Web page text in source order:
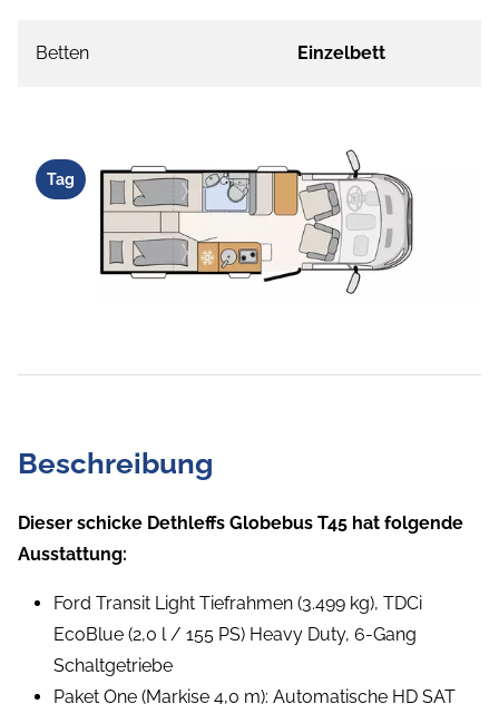
Betten Einzelbett
Tag
Beschreibung
Dieser schicke Dethleffs Globebus T45 hat folgende
Ausstattung:
Ford Transit Light Tiefrahmen (3.499 kg), TDCi
EcoBlue (2,0 l / 155 PS) Heavy Duty, 6-Gang
Schaltgetriebe
Paket One (Markise 4,0 m): Automatische HD SAT